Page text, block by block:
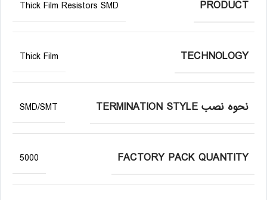
PRODUCT
Thick Film Resistors SMD
TECHNOLOGY
Thick Film
نحوه نصب TERMINATION STYLE SMD/SMT
FACTORY PACK QUANTITY
5000